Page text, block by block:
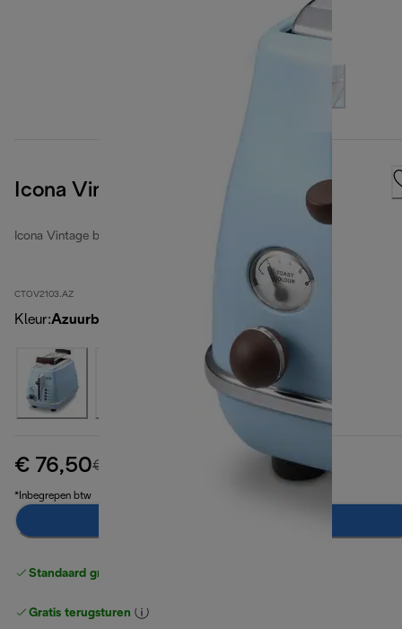
Icona Vintage
Icona Vintage broodroosters
CTOV2103.AZ
Kleur:Azuurblauw
€ 76,50€ 99,90 originele prijs € 99,90
*Inbegrepen btw
Standaard gratis verzending
Gratis terugsturen